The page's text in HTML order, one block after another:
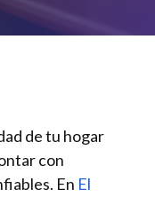
de tu hogar
con
En El